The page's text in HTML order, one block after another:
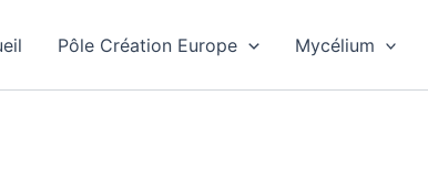
Pôle Création Europe Mycélium